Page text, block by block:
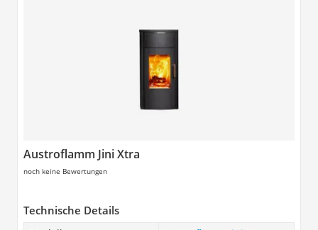
Austroflamm Jini Xtra
noch keine Bewertungen
Technische Details